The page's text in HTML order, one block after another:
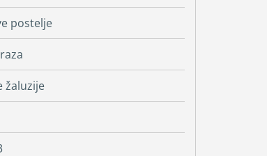
postelje
žaluzije